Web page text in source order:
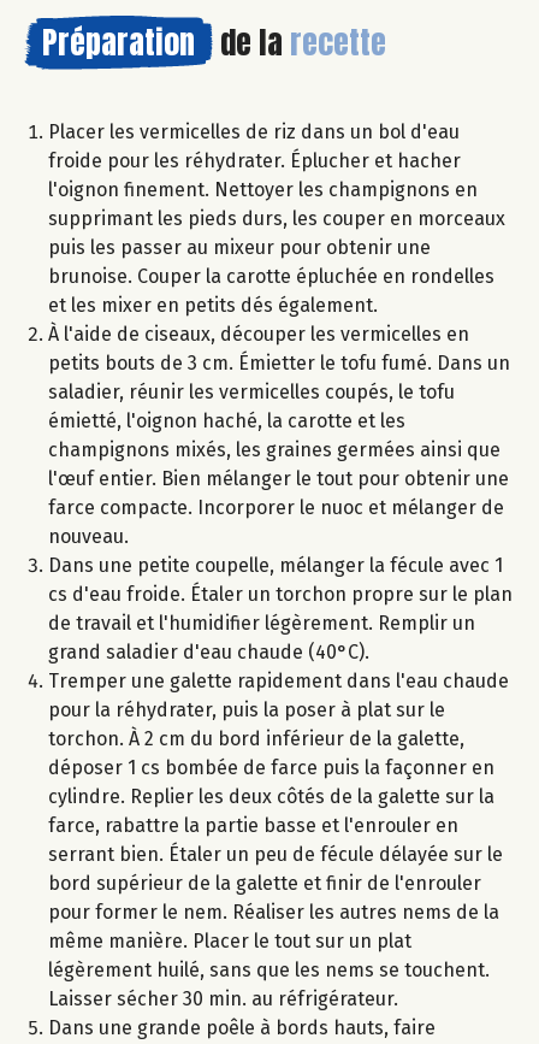
Préparation de la recette
Placer les vermicelles de riz dans un bol d'eau
froide pour les réhydrater. Éplucher et hacher
l'oignon finement. Nettoyer les champignons en
supprimant les pieds durs, les couper en morceaux
puis les passer au mixeur pour obtenir une
brunoise. Couper la carotte épluchée en rondelles
et les mixer en petits dés également.
À l'aide de ciseaux, découper les vermicelles en
petits bouts de 3 cm. Émietter le tofu fumé. Dans un
saladier, réunir les vermicelles coupés, le tofu
émietté, l'oignon haché, la carotte et les
champignons mixés, les graines germées ainsi que
l'œuf entier. Bien mélanger le tout pour obtenir une
farce compacte. Incorporer le nuoc et mélanger de
nouveau.
Dans une petite coupelle, mélanger la fécule avec 1
cs d'eau froide. Étaler un torchon propre sur le plan
de travail et l'humidifier légèrement. Remplir un
grand saladier d'eau chaude (40°C).
Tremper une galette rapidement dans l'eau chaude
pour la réhydrater, puis la poser à plat sur le
torchon. À 2 cm du bord inférieur de la galette,
déposer 1 cs bombée de farce puis la façonner en
cylindre. Replier les deux côtés de la galette sur la
farce, rabattre la partie basse et l'enrouler en
serrant bien. Étaler un peu de fécule délayée sur le
bord supérieur de la galette et finir de l'enrouler
pour former le nem. Réaliser les autres nems de la
même manière. Placer le tout sur un plat
légèrement huilé, sans que les nems se touchent.
Laisser sécher 30 min. au réfrigérateur.
Dans une grande poêle à bords hauts, faire